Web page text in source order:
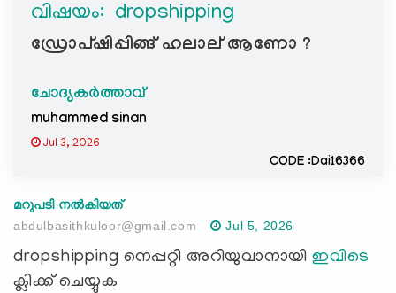
i
g
i
o
n
വിഷയം: ‍ dropshipping
ഡ്രോപ്ഷിപ്പിങ്ങ് ഹലാല് ആണോ ?
ചോദ്യകർത്താവ്
muhammed sinan
Jul 3, 2026
CODE :Dai16366
മറുപടി നൽകിയത്
abdulbasithkuloor@gmail.com
Jul 5, 2026
dropshipping നെപ്പറ്റി അറിയുവാനായിഇവിടെ
ക്ലിക്ക് ചെയ്യുക